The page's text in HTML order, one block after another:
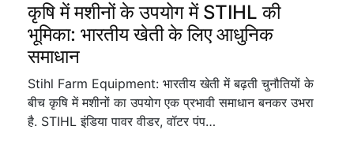
कृषि में मशीनों के उपयोग में STIHL की
भूमिका: भारतीय खेती के लिए आधुनिक
समाधान
Stihl Farm Equipment: भारतीय खेती में बढ़ती चुनौतियों के
बीच कृषि में मशीनों का उपयोग एक प्रभावी समाधान बनकर उभरा
है. STIHL इंडिया पावर वीडर, वॉटर पंप…